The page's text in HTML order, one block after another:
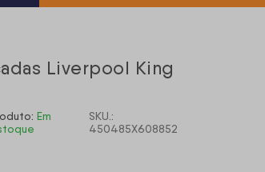
Liverpool King
Em
SKU.:
450485X608852